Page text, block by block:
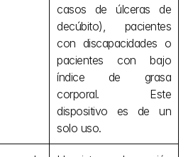
casos de úlceras de
decúbito), pacientes
con discapacidades o
pacientes con bajo
índice de grasa
corporal. Este
dispositivo es de un
solo uso.